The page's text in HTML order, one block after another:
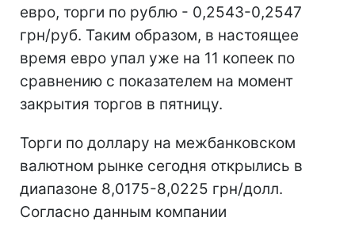
евро, торги по рублю - 0,2543-0,2547
грн/руб. Таким образом, в настоящее
время евро упал уже на 11 копеек по
сравнению с показателем на момент
закрытия торгов в пятницу.
Торги по доллару на межбанковском
валютном рынке сегодня открылись в
диапазоне 8,0175-8,0225 грн/долл.
Согласно данным компании